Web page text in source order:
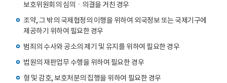
보호위원회의 심의ㆍ의결을 거친 경우
조약, 그 밖의 국제협정의 이행을 위하여 외국정보 또는 국제기구에
제공하기 위하여 필요한 경우
범죄의 수사와 공소의 제기 및 유지를 위하여 필요한 경우
법원의 재판업무 수행을 위하여 필요한 경우
형 및 감호, 보호처분의 집행을 위하여 필요한 경우